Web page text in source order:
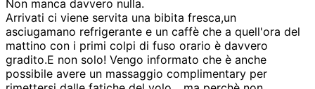
Non manca davvero nulla.
Arrivati ci viene servita una bibita fresca,un
asciugamano refrigerante e un caffè che a quell'ora del
mattino con i primi colpi di fuso orario è davvero
gradito.E non solo! Vengo informato che è anche
possibile avere un massaggio complimentary per